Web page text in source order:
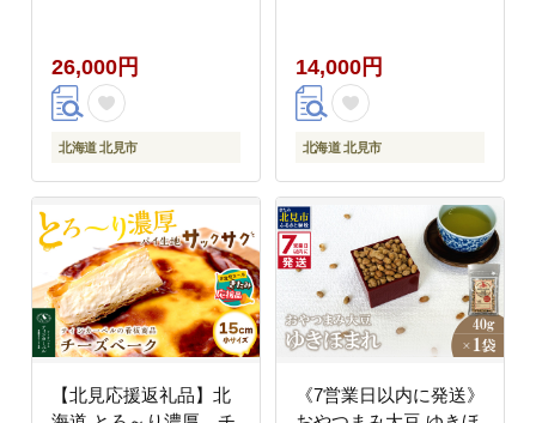
ズベーク 濃厚 チーズ
ケーキ 北海道 )【999-
0316】
26,000円
北海道 北見市
お菓子 パイ生地 )
【051-0020】
14,000円
北海道 北見市
【北見応援返礼品】北
《7営業日以内に発送》